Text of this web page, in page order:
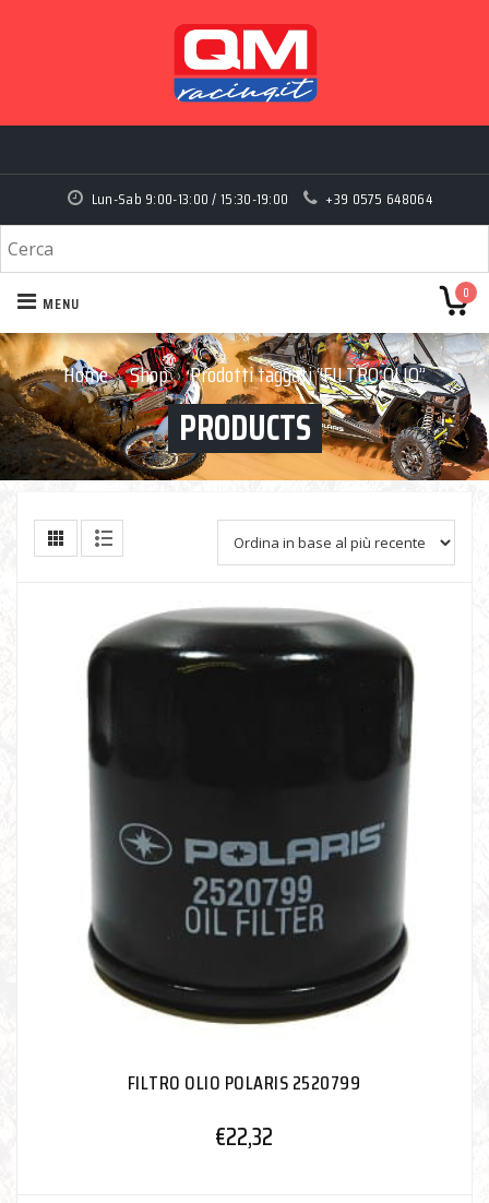
Lun-Sab 9:00-13:00 / 15:30-19:00 +39 0575 648064
0
MENU
Home › Shop › Prodotti taggati “FILTRO OLIO”
PRODUCTS
FILTRO OLIO POLARIS 2520799
€22,32